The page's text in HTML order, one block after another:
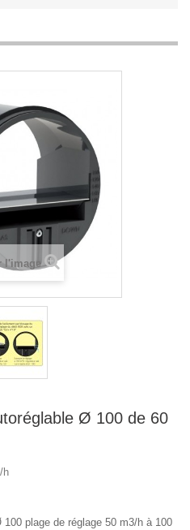
l'image
Ø 100 de 60
h
plage de réglage 50 m3/h à 100